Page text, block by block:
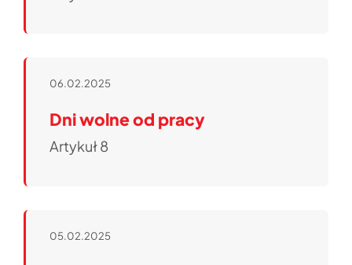
06.02.2025
Dni wolne od pracy
Artykuł 8
05.02.2025